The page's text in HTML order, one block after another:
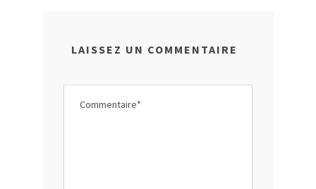
LAISSEZ UN COMMENTAIRE